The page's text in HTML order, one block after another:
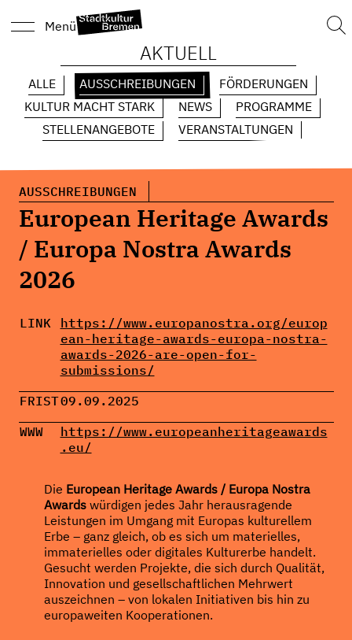
Menü
AKTUELL
ALLE AUSSCHREIBUNGEN
FÖRDERUNGEN
KULTUR MACHT STARK
NEWS
PROGRAMME
STELLENANGEBOTE
VERANSTALTUNGEN
AUSSCHREIBUNGEN
European Heritage Awards
/ Europa Nostra Awards
2026
LINK
https://www.europanostra.org/europ
ean-heritage-awards-europa-nostra-
awards-2026-are-open-for-
submissions/
FRIST09.09.2025
WWW
https://www.europeanheritageawards
.eu/
Die European Heritage Awards / Europa Nostra
Awardswürdigen jedes Jahr herausragende
Leistungen im Umgang mit Europas kulturellem
Erbe – ganz gleich, ob es sich um materielles,
immaterielles oder digitales Kulturerbe handelt.
Gesucht werden Projekte, die sich durch Qualität,
Innovation und gesellschaftlichen Mehrwert
auszeichnen – von lokalen Initiativen bis hin zu
europaweiten Kooperationen.